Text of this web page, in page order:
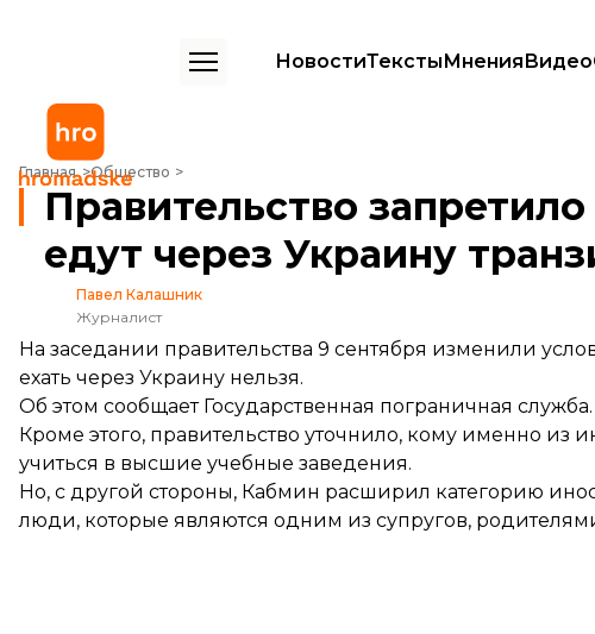
НовостиТекстыМненияВидео
Главная Общество
Правительство запретило въезд иностранцам, которые едут через Украину
Правительство
едут через Украину
Павел Калашник
Журналист
На заседании правительства 9 сентября изменили
ехать через Украину нельзя.
Об этом сообщаетГосударственная пограничная служба.
Кроме этого, правительство уточнило, кому именно из
учиться в высшие учебные заведения.
Но, с другой стороны, Кабмин расширил категорию
люди, которые являются одним из супругов,